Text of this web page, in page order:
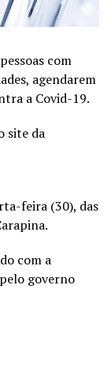
com
agendarem
a Covid-19.
site da
feira (30), das
com a
governo